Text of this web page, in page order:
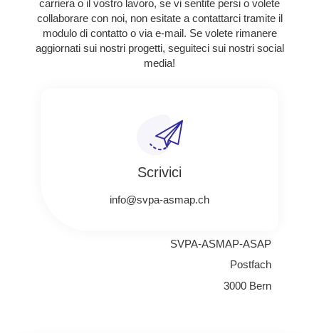
carriera o il vostro lavoro, se vi sentite persi o volete
collaborare con noi, non esitate a contattarci tramite il
modulo di contatto o via e-mail. Se volete rimanere
aggiornati sui nostri progetti, seguiteci sui nostri social
media!
Scrivici
info@svpa-asmap.ch
SVPA-ASMAP-ASAP
Postfach
3000 Bern